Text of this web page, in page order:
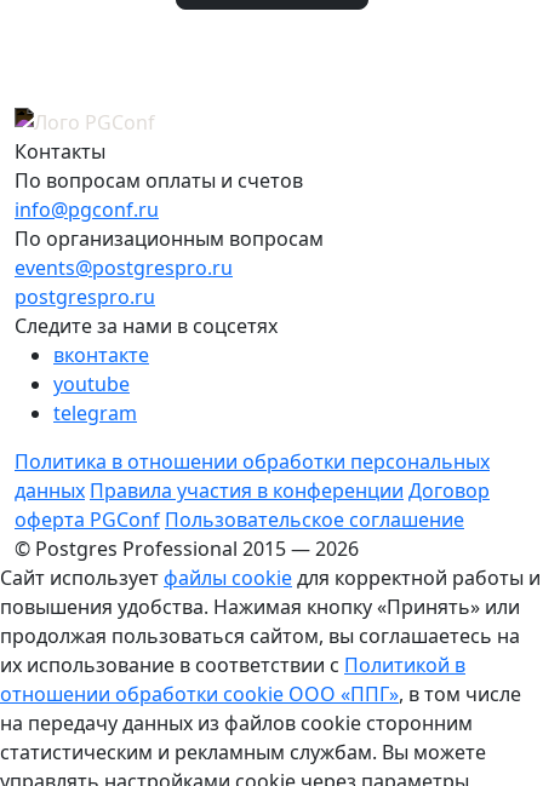
Контакты
По вопросам оплаты и счетов
info@pgconf.ru
По организационным вопросам
events@postgrespro.ru
postgrespro.ru
Следите за нами в соцсетях
вконтакте
youtube
telegram
Политика в отношении обработки персональных
данных Правила участия в конференции Договор
оферта PGConf Пользовательское соглашение
© Postgres Professional 2015 — 2026
Сайт используетфайлы cookieдля корректной работы и
повышения удобства. Нажимая кнопку «Принять» или
продолжая пользоваться сайтом, вы соглашаетесь на
их использование в соответствии с Политикой в
отношении обработки cookie ООО «ППГ», в том числе
на передачу данных из файлов cookie сторонним
статистическим и рекламным службам. Вы можете